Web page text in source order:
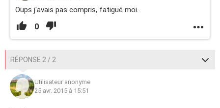
Oups j'avais pas compris, fatigué moi...
0
RÉPONSE 2 / 2
Utilisateur anonyme
25 avr. 2015 à 15:51